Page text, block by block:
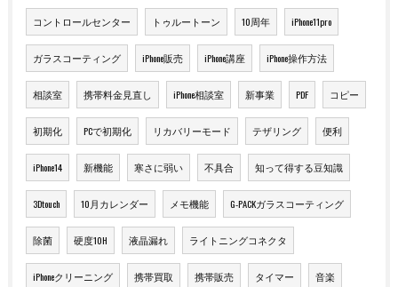
コントロールセンター トゥルートーン 10周年 iPhone11pro
ガラスコーティング iPhone販売 iPhone講座 iPhone操作方法
相談室 携帯料金見直し iPhone相談室 新事業 PDF コピー
初期化 PCで初期化 リカバリーモード テザリング 便利
iPhone14 新機能 寒さに弱い 不具合 知って得する豆知識
3Dtouch 10月カレンダー メモ機能 G-PACKガラスコーティング
除菌 硬度10H 液晶漏れ ライトニングコネクタ
iPhoneクリーニング 携帯買取 携帯販売 タイマー 音楽